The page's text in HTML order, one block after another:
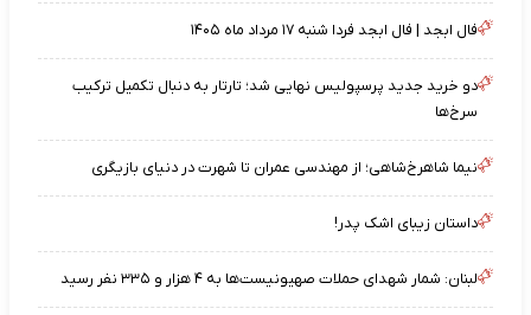
فال ابجد | فال ابجد فردا شنبه ۱۷ مرداد ماه ۱۴۰۵
دو خرید جدید پرسپولیس نهایی شد؛ تارتار به دنبال تکمیل ترکیب
سرخ‌ها
نیما شاهرخ‌شاهی؛ از مهندسی عمران تا شهرت در دنیای بازیگری
داستان زیبای اشک پدر!
لبنان: شمار شهدای حملات صهیونیست‌ها به ۴ هزار و ۳۳۵ نفر رسید